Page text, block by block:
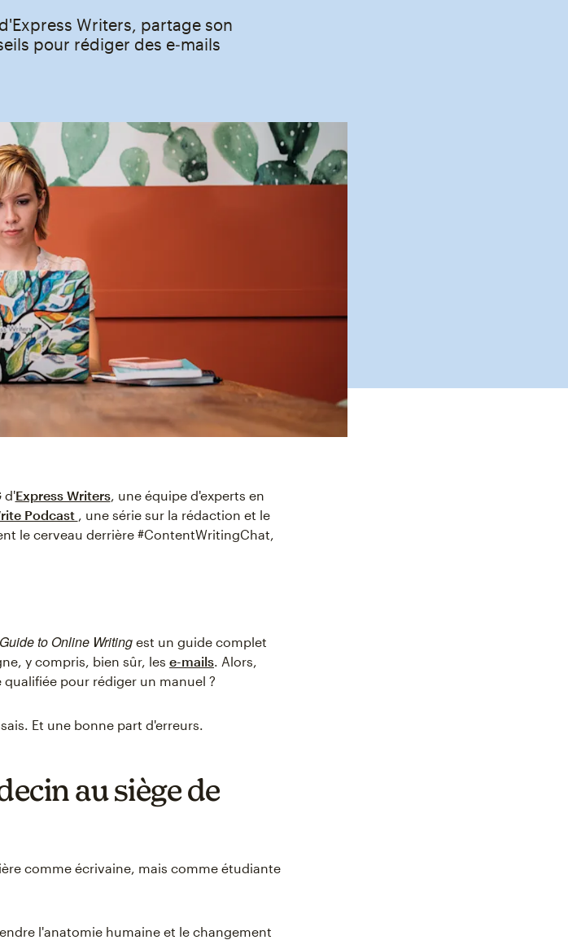
Writers, partage son
pour rédiger des e‑mails
d'Express Writers, une équipe d'experts en
Podcast , une série sur la rédaction et le
le cerveau derrière #ContentWritingChat,
to Online Writing est un guide complet
y compris, bien sûr, les e-mails. Alors,
pour rédiger un manuel ?
Et une bonne part d'erreurs.
au siège de
comme écrivaine, mais comme étudiante
l'anatomie humaine et le changement